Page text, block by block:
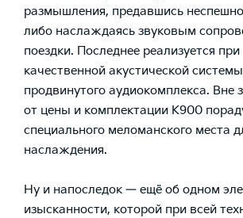
размышления, предавшись
либо наслаждаясь звуковым
поездки. Последнее реализуется
качественной акустической
продвинутого аудиокомплекса. Вне
от цены и комплектации К900
специального меломанского места
наслаждения.
Ну и напоследок — ещё об одном
изысканности, которой при всей